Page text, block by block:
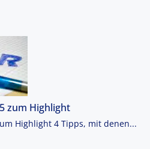
zum Highlight
Highlight 4 Tipps, mit denen...